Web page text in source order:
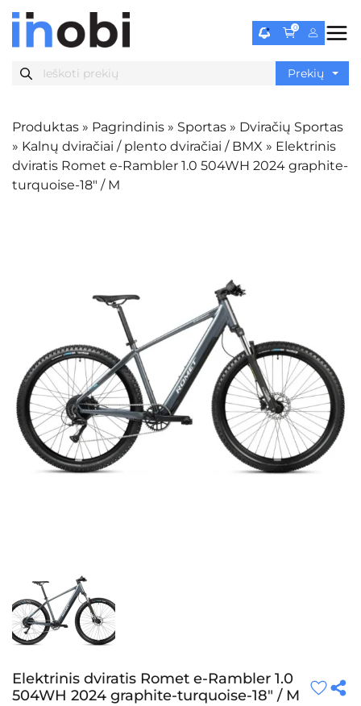
0
Produktas » Pagrindinis » Sportas » Dviračių Sportas
» Kalnų dviračiai / plento dviračiai / BMX » Elektrinis
dviratis Romet e-Rambler 1.0 504WH 2024 graphite-
turquoise-18″ / M
Elektrinis dviratis Romet e-Rambler 1.0
504WH 2024 graphite-turquoise-18″ / M